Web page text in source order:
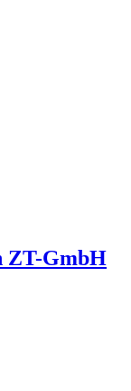
ZT-GmbH